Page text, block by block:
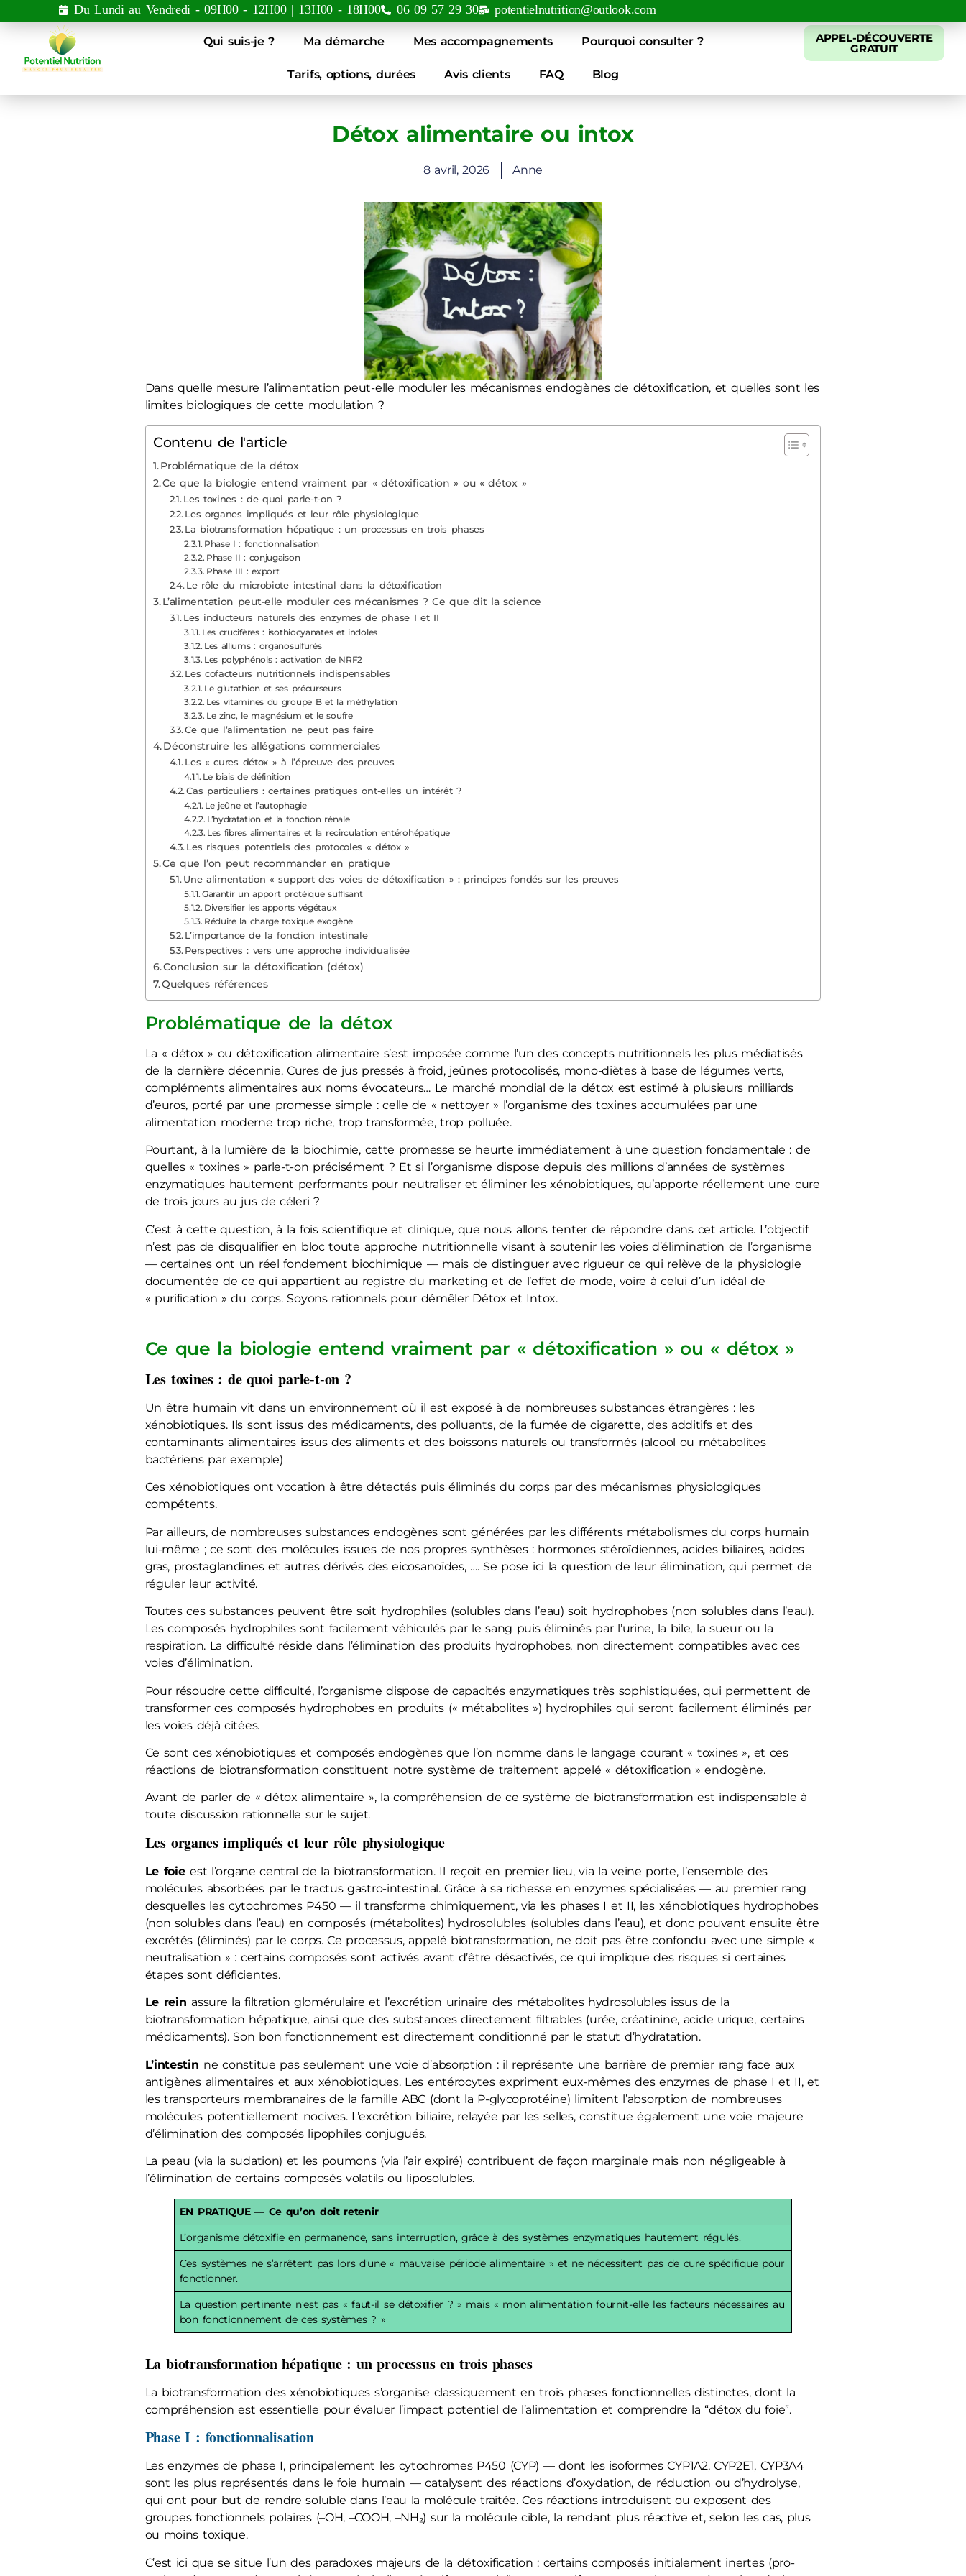
Du Lundi au Vendredi - 09H00 - 12H00 | 13H00 - 18H00 06 09 57 29 30 potentielnutrition@outlook.com
Qui suis-je ? Ma démarche Mes accompagnements Pourquoi consulter ?
Tarifs, options, durées Avis clients FAQ Blog
APPEL-DÉCOUVERTE
GRATUIT
Détox alimentaire ou intox
8 avril, 2026 Anne
Dans quelle mesure l’alimentation peut-elle moduler les mécanismes endogènes de détoxification, et quelles sont les
limites biologiques de cette modulation ?
Contenu de l'article
Problématique de la détox
Ce que la biologie entend vraiment par « détoxification » ou « détox »
Les toxines : de quoi parle-t-on ?
Les organes impliqués et leur rôle physiologique
La biotransformation hépatique : un processus en trois phases
Phase I : fonctionnalisation
Phase II : conjugaison
Phase III : export
Le rôle du microbiote intestinal dans la détoxification
L’alimentation peut-elle moduler ces mécanismes ? Ce que dit la science
Les inducteurs naturels des enzymes de phase I et II
Les crucifères : isothiocyanates et indoles
Les alliums : organosulfurés
Les polyphénols : activation de NRF2
Les cofacteurs nutritionnels indispensables
Le glutathion et ses précurseurs
Les vitamines du groupe B et la méthylation
Le zinc, le magnésium et le soufre
Ce que l’alimentation ne peut pas faire
Déconstruire les allégations commerciales
Les « cures détox » à l’épreuve des preuves
Le biais de définition
Cas particuliers : certaines pratiques ont-elles un intérêt ?
Le jeûne et l’autophagie
L’hydratation et la fonction rénale
Les fibres alimentaires et la recirculation entérohépatique
Les risques potentiels des protocoles « détox »
Ce que l’on peut recommander en pratique
Une alimentation « support des voies de détoxification » : principes fondés sur les preuves
Garantir un apport protéique suffisant
Diversifier les apports végétaux
Réduire la charge toxique exogène
L’importance de la fonction intestinale
Perspectives : vers une approche individualisée
Conclusion sur la détoxification (détox)
Quelques références
Problématique de la détox
La « détox » ou détoxification alimentaire s’est imposée comme l’un des concepts nutritionnels les plus médiatisés
de la dernière décennie. Cures de jus pressés à froid, jeûnes protocolisés, mono-diètes à base de légumes verts,
compléments alimentaires aux noms évocateurs… Le marché mondial de la détox est estimé à plusieurs milliards
d’euros, porté par une promesse simple : celle de « nettoyer » l’organisme des toxines accumulées par une
alimentation moderne trop riche, trop transformée, trop polluée.
Pourtant, à la lumière de la biochimie, cette promesse se heurte immédiatement à une question fondamentale : de
quelles « toxines » parle-t-on précisément ? Et si l’organisme dispose depuis des millions d’années de systèmes
enzymatiques hautement performants pour neutraliser et éliminer les xénobiotiques, qu’apporte réellement une cure
de trois jours au jus de céleri ?
C’est à cette question, à la fois scientifique et clinique, que nous allons tenter de répondre dans cet article. L’objectif
n’est pas de disqualifier en bloc toute approche nutritionnelle visant à soutenir les voies d’élimination de l’organisme
— certaines ont un réel fondement biochimique — mais de distinguer avec rigueur ce qui relève de la physiologie
documentée de ce qui appartient au registre du marketing et de l’effet de mode, voire à celui d’un idéal de
« purification » du corps. Soyons rationnels pour démêler Détox et Intox.
Ce que la biologie entend vraiment par « détoxification » ou « détox »
Les toxines : de quoi parle-t-on ?
Un être humain vit dans un environnement où il est exposé à de nombreuses substances étrangères : les
xénobiotiques. Ils sont issus des médicaments, des polluants, de la fumée de cigarette, des additifs et des
contaminants alimentaires issus des aliments et des boissons naturels ou transformés (alcool ou métabolites
bactériens par exemple)
Ces xénobiotiques ont vocation à être détectés puis éliminés du corps par des mécanismes physiologiques
compétents.
Par ailleurs, de nombreuses substances endogènes sont générées par les différents métabolismes du corps humain
lui-même ; ce sont des molécules issues de nos propres synthèses : hormones stéroïdiennes, acides biliaires, acides
gras, prostaglandines et autres dérivés des eicosanoïdes, …. Se pose ici la question de leur élimination, qui permet de
réguler leur activité.
Toutes ces substances peuvent être soit hydrophiles (solubles dans l’eau) soit hydrophobes (non solubles dans l’eau).
Les composés hydrophiles sont facilement véhiculés par le sang puis éliminés par l’urine, la bile, la sueur ou la
respiration. La difficulté réside dans l’élimination des produits hydrophobes, non directement compatibles avec ces
voies d’élimination.
Pour résoudre cette difficulté, l’organisme dispose de capacités enzymatiques très sophistiquées, qui permettent de
transformer ces composés hydrophobes en produits (« métabolites ») hydrophiles qui seront facilement éliminés par
les voies déjà citées.
Ce sont ces xénobiotiques et composés endogènes que l’on nomme dans le langage courant « toxines », et ces
réactions de biotransformation constituent notre système de traitement appelé « détoxification » endogène.
Avant de parler de « détox alimentaire », la compréhension de ce système de biotransformation est indispensable à
toute discussion rationnelle sur le sujet.
Les organes impliqués et leur rôle physiologique
Le foieest l’organe central de la biotransformation. Il reçoit en premier lieu, via la veine porte, l’ensemble des
molécules absorbées par le tractus gastro-intestinal. Grâce à sa richesse en enzymes spécialisées — au premier rang
desquelles les cytochromes P450 — il transforme chimiquement, via les phases I et II, les xénobiotiques hydrophobes
(non solubles dans l’eau) en composés (métabolites) hydrosolubles (solubles dans l’eau), et donc pouvant ensuite être
excrétés (éliminés) par le corps. Ce processus, appelé biotransformation, ne doit pas être confondu avec une simple «
neutralisation » : certains composés sont activés avant d’être désactivés, ce qui implique des risques si certaines
étapes sont déficientes.
Le rein assure la filtration glomérulaire et l’excrétion urinaire des métabolites hydrosolubles issus de la
biotransformation hépatique, ainsi que des substances directement filtrables (urée, créatinine, acide urique, certains
médicaments). Son bon fonctionnement est directement conditionné par le statut d’hydratation.
L’intestin ne constitue pas seulement une voie d’absorption : il représente une barrière de premier rang face aux
antigènes alimentaires et aux xénobiotiques. Les entérocytes expriment eux-mêmes des enzymes de phase I et II, et
les transporteurs membranaires de la famille ABC (dont la P-glycoprotéine) limitent l’absorption de nombreuses
molécules potentiellement nocives. L’excrétion biliaire, relayée par les selles, constitue également une voie majeure
d’élimination des composés lipophiles conjugués.
La peau (via la sudation) et les poumons (via l’air expiré) contribuent de façon marginale mais non négligeable à
l’élimination de certains composés volatils ou liposolubles.
EN PRATIQUE — Ce qu’on doit retenir
L’organisme détoxifie en permanence, sans interruption, grâce à des systèmes enzymatiques hautement régulés.
Ces systèmes ne s’arrêtent pas lors d’une « mauvaise période alimentaire » et ne nécessitent pas de cure spécifique pour
fonctionner.
La question pertinente n’est pas « faut-il se détoxifier ? » mais « mon alimentation fournit-elle les facteurs nécessaires au
bon fonctionnement de ces systèmes ? »
La biotransformation hépatique : un processus en trois phases
La biotransformation des xénobiotiques s’organise classiquement en trois phases fonctionnelles distinctes, dont la
compréhension est essentielle pour évaluer l’impact potentiel de l’alimentation et comprendre la “détox du foie”.
Phase I : fonctionnalisation
Les enzymes de phase I, principalement les cytochromes P450 (CYP) — dont les isoformes CYP1A2, CYP2E1, CYP3A4
sont les plus représentés dans le foie humain — catalysent des réactions d’oxydation, de réduction ou d’hydrolyse,
qui ont pour but de rendre soluble dans l’eau la molécule traitée. Ces réactions introduisent ou exposent des
groupes fonctionnels polaires (–OH, –COOH, –NH₂) sur la molécule cible, la rendant plus réactive et, selon les cas, plus
ou moins toxique.
C’est ici que se situe l’un des paradoxes majeurs de la détoxification : certains composés initialement inertes (pro-